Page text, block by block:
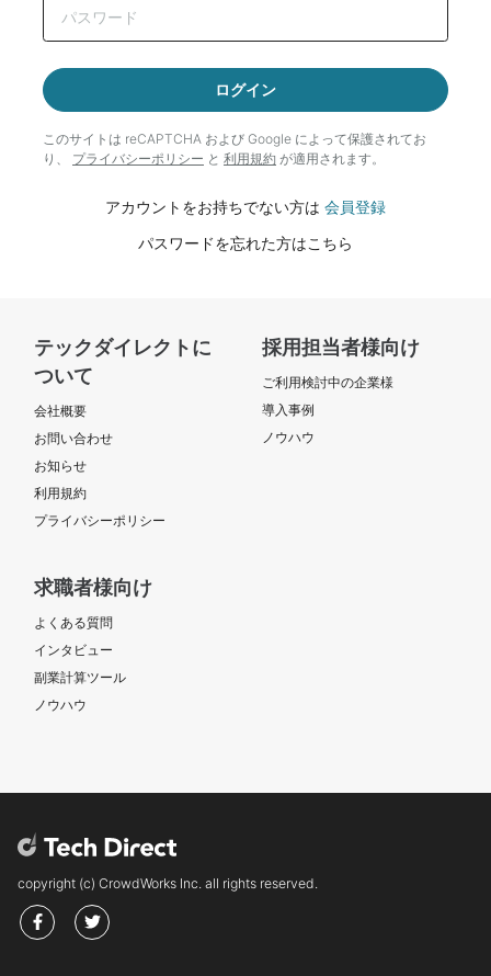
ログイン
このサイトは reCAPTCHA および Google によって保護されてお
り、 プライバシーポリシー と 利用規約 が適用されます。
アカウントをお持ちでない方は 会員登録
パスワードを忘れた方はこちら
テックダイレクトに
ついて
会社概要
お問い合わせ
お知らせ
利用規約
プライバシーポリシー
採用担当者様向け
ご利用検討中の企業様
導入事例
ノウハウ
求職者様向け
よくある質問
インタビュー
副業計算ツール
ノウハウ
copyright (c) CrowdWorks Inc. all rights reserved.